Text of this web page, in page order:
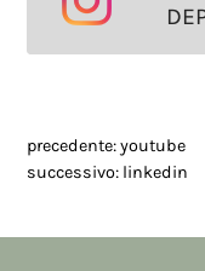
precedente:youtube
successivo: linkedin